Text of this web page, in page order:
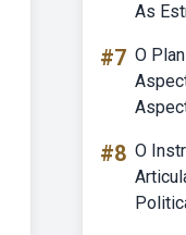
As
#7 O
#8 O